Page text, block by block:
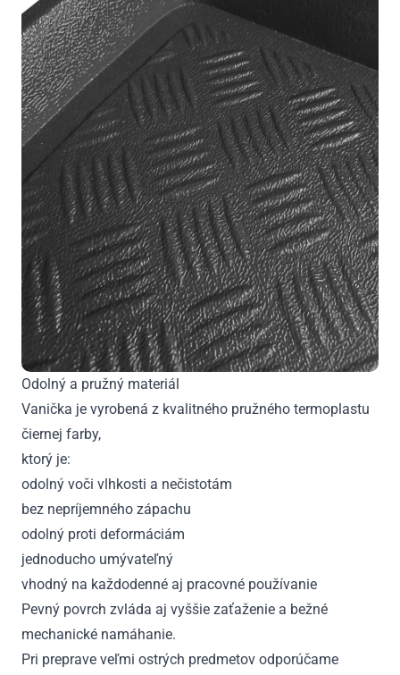
Odolný a pružný materiál
Vanička je vyrobená z kvalitného pružného termoplastu
čiernej farby,
ktorý je:
odolný voči vlhkosti a nečistotám
bez nepríjemného zápachu
odolný proti deformáciám
jednoducho umývateľný
vhodný na každodenné aj pracovné používanie
Pevný povrch zvláda aj vyššie zaťaženie a bežné
mechanické namáhanie.
Pri preprave veľmi ostrých predmetov odporúčame